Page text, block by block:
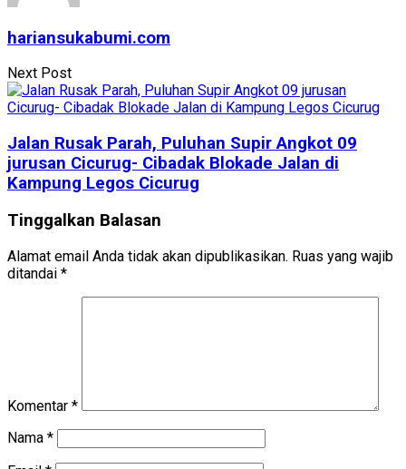
hariansukabumi.com
Next Post
Jalan Rusak Parah, Puluhan Supir Angkot 09
jurusan Cicurug- Cibadak Blokade Jalan di
Kampung Legos Cicurug
Tinggalkan Balasan
Alamat email Anda tidak akan dipublikasikan. Ruas yang wajib
ditandai *
Komentar *
Nama *